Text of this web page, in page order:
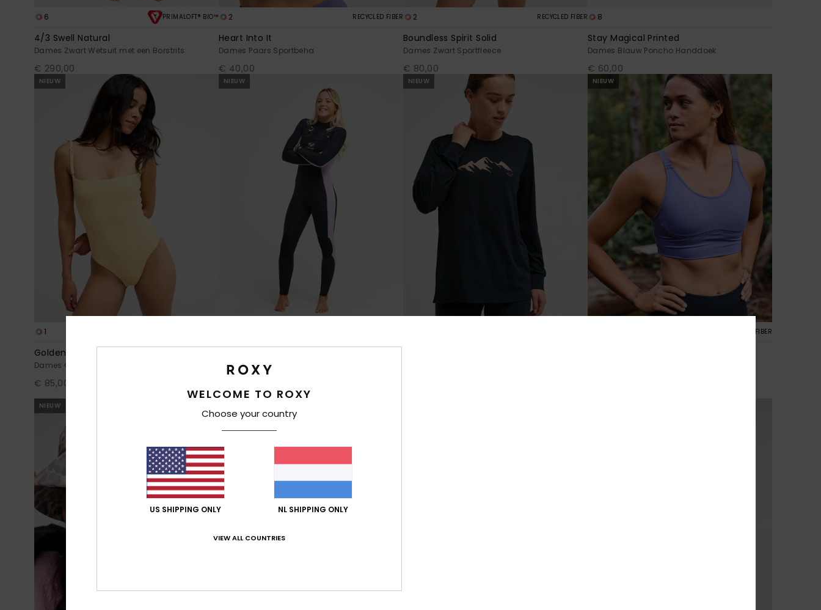
6 PRIMALOFT® BIO™
4/3 Swell Natural
Dames Zwart Wetsuit met een Borstrits
€ 290,00
2 RECYCLED FIBER
Heart Into It
Dames Paars Sportbeha
€ 40,00
2 RECYCLED FIBER
Boundless Spirit Solid
Dames Zwart Sportfleece
€ 80,00
8
Stay Magical Printed
Dames Blauw Poncho Handdoek
€ 60,00
NIEUW
1
Golden Haze One-Piece
Dames Geel Eendelig Badpak
€ 85,00
NIEUW
Dames Paars Wetsuit met een Borstrits
NIEUW NIEUW
RECYCLED FIBER
NIEUW
WELCOME TO ROXY
Choose your country
US SHIPPING ONLY NL SHIPPING ONLY
VIEW ALL COUNTRIES